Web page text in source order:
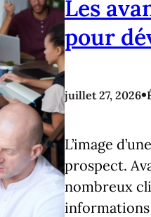
Les
pour
juillet 27, 2026•
L’image
prospect.
nombreux
informations